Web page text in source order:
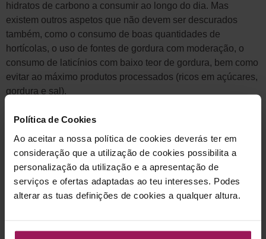
Política de Cookies
Ao aceitar a nossa política de cookies deverás ter em
consideração que a utilização de cookies possibilita a
personalização da utilização e a apresentação de
serviços e ofertas adaptadas ao teu interesses. Podes
alterar as tuas definições de cookies a qualquer altura.
hidratos de carbono a consumir ao longo do dia. Mas
existem outros aspetos que não devem ser descurados
também, como o consumo de boas quantidades de
hortícolas, o uso de fontes de gordura com moderação, o
consumo de laticínios com baixo teor de gordura, bem como
evitar ao máximo produtos processados (ricos em açúcares,
gordura e sal).
Resumindo: o segredo não consiste em “cortar” um grupo
alimentos possam fazer parte da sua alimentação, de forma
Juliana Guimarães (3195N)